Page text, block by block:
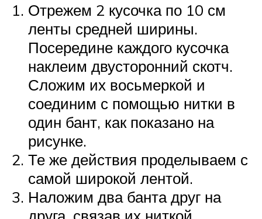
Отрежем 2 кусочка по 10 см
ленты средней ширины.
Посередине каждого кусочка
наклеим двусторонний скотч.
Сложим их восьмеркой и
соединим с помощью нитки в
один бант, как показано на
рисунке.
Те же действия проделываем с
самой широкой лентой.
Наложим два банта друг на